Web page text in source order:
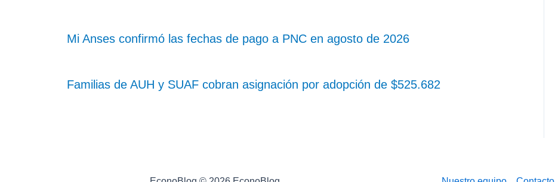
Mi Anses confirmó las fechas de pago a PNC en agosto de 2026
Familias de AUH y SUAF cobran asignación por adopción de $525.682